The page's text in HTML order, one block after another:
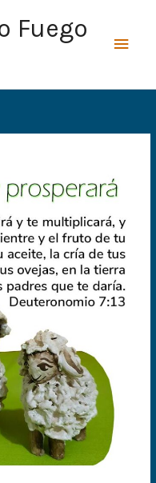
Fuego